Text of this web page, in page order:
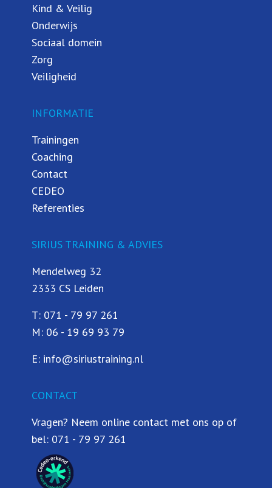
Kind & Veilig
Onderwijs
Sociaal domein
Zorg
Veiligheid
INFORMATIE
Trainingen
Coaching
Contact
CEDEO
Referenties
SIRIUS TRAINING & ADVIES
Mendelweg 32
2333 CS Leiden
T: 071 - 79 97 261
M: 06 - 19 69 93 79
E: info@siriustraining.nl
CONTACT
Vragen? Neem online contact met ons op of
bel: 071 - 79 97 261